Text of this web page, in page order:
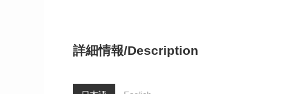
詳細情報/Description